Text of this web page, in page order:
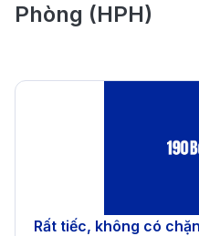
Phòng (HPH)
Rất tiếc, không có